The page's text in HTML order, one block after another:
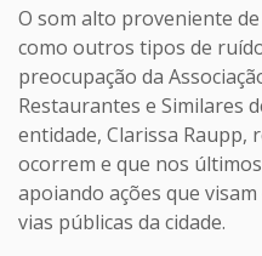
O som alto proveniente
como outros tipos de
preocupação da
Restaurantes e Similares
entidade, Clarissa Raupp,
ocorrem e que nos
apoiando ações que
vias públicas da cidade.